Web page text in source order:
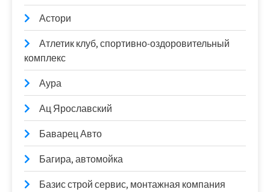
Астори
Атлетик клуб, спортивно-оздоровительный
комплекс
Аура
Ац Ярославский
Баварец Авто
Багира, автомойка
Базис строй сервис, монтажная компания